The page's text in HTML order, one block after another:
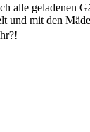
alle geladenen
und mit den